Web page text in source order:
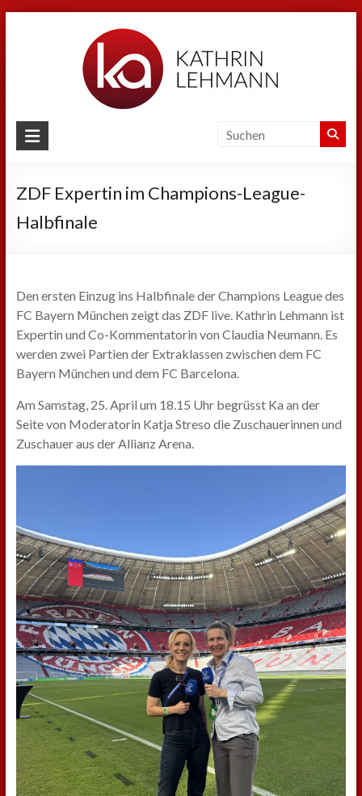
Kathrin
Sport
Business
ZDF Expertin im Champions-League-
Halbfinale
Den ersten Einzug ins Halbfinale der Champions League des
FC Bayern München zeigt das ZDF live. Kathrin Lehmann ist
Expertin und Co-Kommentatorin von Claudia Neumann. Es
werden zwei Partien der Extraklassen zwischen dem FC
Bayern München und dem FC Barcelona.
Am Samstag, 25. April um 18.15 Uhr begrüsst Ka an der
Seite von Moderatorin Katja Streso die Zuschauerinnen und
Zuschauer aus der Allianz Arena.